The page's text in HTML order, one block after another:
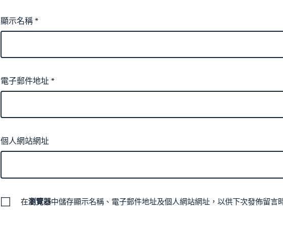
顯示名稱*
電子郵件地址*
個人網站網址
在瀏覽器中儲存顯示名稱、電子郵件地址及個人網站網址，以供下次發佈留言